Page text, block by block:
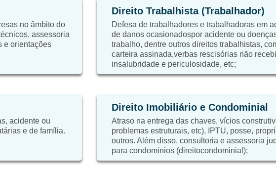
no âmbito do
assessoria
e orientações
Direito Trabalhista (Trabalhador)
Defesa de trabalhadores e trabalhadoras em
de danos ocasionadospor acidente ou
trabalho, dentre outros direitos trabalhistas,
carteira assinada,verbas rescisórias não
insalubridade e periculosidade, etc;
acidente ou
e de família.
Direito Imobiliário e Condominial
Atraso na entrega das chaves, vícios
problemas estruturais, etc), IPTU, posse,
outros. Além disso, consultoria e assessoria
para condomínios (direitocondominial);